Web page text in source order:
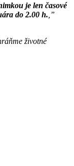
je len časové
do 2.00 h. ,”
životné